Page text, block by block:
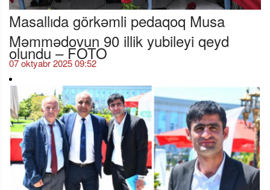
Masallıda görkəmli pedaqoq Musa
Məmmədovun 90 illik yubileyi qeyd
olundu – FOTO
07 oktyabr 2025 09:52